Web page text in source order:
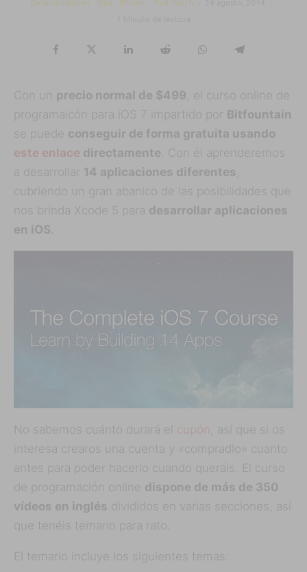
Desarrolladores
iPad iPhone iPod Touch
Con un precio normal de $499, el curso online de
programaicón para iOS 7 impartido por
Bitfountain
se puede conseguir de forma gratuita usando
este enlace directamente. Con él aprenderemos
a desarrollar 14 aplicaciones diferentes ,
cubriendo un gran abanico de las posibilidades que
nos brinda Xcode 5 para desarrollar aplicaciones
en iOS.
No sabemos cuánto durará el cupón , así que si os
interesa crearos una cuenta y «compradlo» cuanto
antes para poder hacerlo cuando queráis. El curso
de programación online dispone de más de 350
vídeos en inglés divididos en varias secciones, así
que tenéis temario para rato.
El temario incluye los siguientes temas: